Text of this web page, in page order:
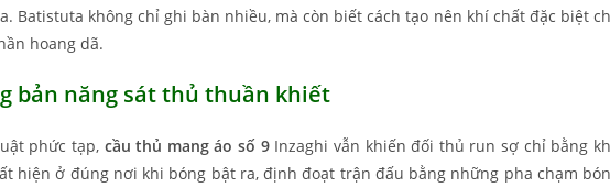
Batistuta không chỉ ghi bàn nhiều, mà còn biết cách tạo nên khí chất đặc biệt
hoang dã.
bản năng sát thủ thuần khiết
phức tạp, cầu thủ mang áo số 9Inzaghi vẫn khiến đối thủ run sợ chỉ bằng
hiện ở đúng nơi khi bóng bật ra, định đoạt trận đấu bằng những pha chạm